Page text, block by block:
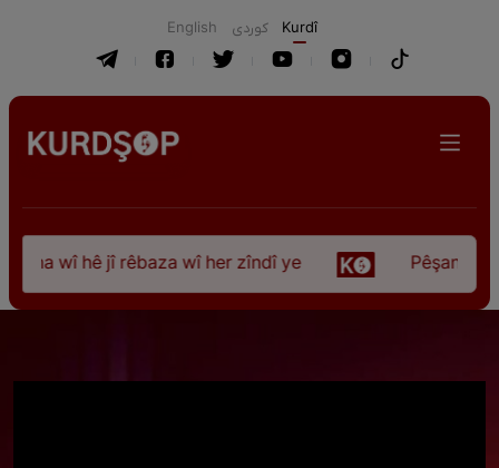
English كوردی Kurdî
wî hê jî rêbaza wî her zîndî ye Pêşangeha